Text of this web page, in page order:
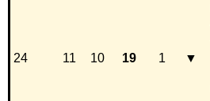
24 11 10 19 1 ▼